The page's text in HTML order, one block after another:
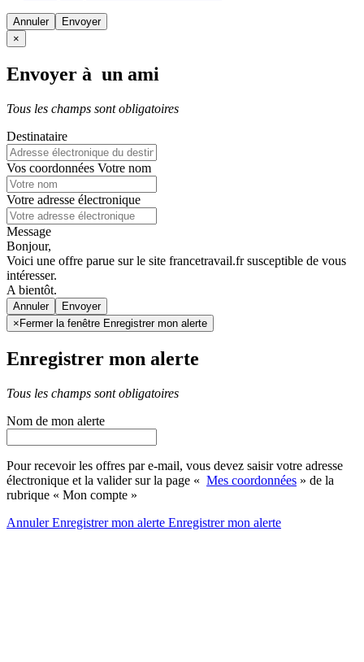
Annuler
×
Envoyer à un ami
Tous les champs sont obligatoires
Destinataire
Vos coordonnées Votre nom
Votre adresse électronique
Message
Bonjour,
Voici une offre parue sur le site francetravail.fr susceptible de vous
intéresser.
A bientôt.
Annuler
× Fermer la fenêtre Enregistrer mon alerte
Enregistrer mon alerte
Tous les champs sont obligatoires
Nom de mon alerte
Pour recevoir les offres par e-mail, vous devez saisir votre adresse
électronique et la valider sur la page « Mes coordonnées » de la
rubrique « Mon compte »
AnnulerEnregistrer mon alerte Enregistrermon alerte